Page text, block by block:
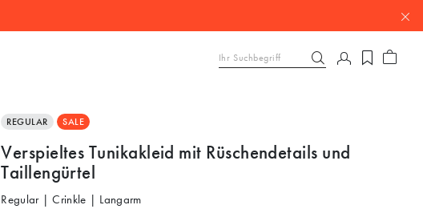
REGULAR SALE
Verspieltes Tunikakleid mit Rüschendetails und
Taillengürtel
Regular | Crinkle | Langarm